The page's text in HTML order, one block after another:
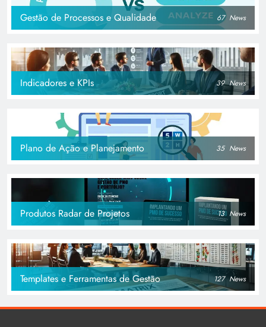
Gestão de Processos e Qualidade 67 News
Indicadores e KPIs 39 News
Plano de Ação e Planejamento 35 News
Produtos Radar de Projetos 13 News
Templates e Ferramentas de Gestão 127 News